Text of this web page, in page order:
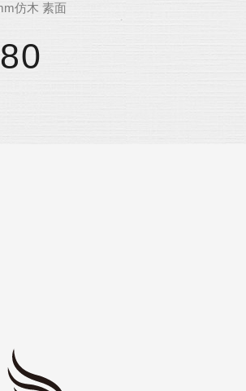
仿木 素面